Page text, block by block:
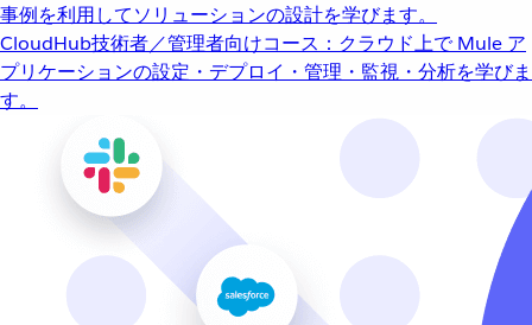
事例を利用してソリューションの設計を学びます。
CloudHub技術者／管理者向けコース：クラウド上で Mule ア
プリケーションの設定・デプロイ・管理・監視・分析を学びま
す。